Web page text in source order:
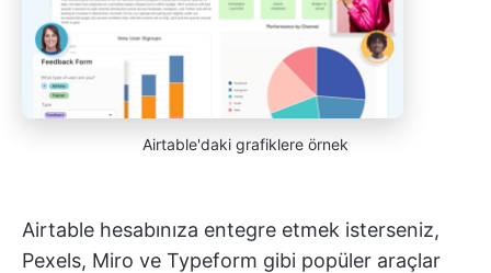
Airtable'daki grafiklere örnek
Airtable hesabınıza entegre etmek isterseniz,
Pexels, Miro ve Typeform gibi popüler araçlar